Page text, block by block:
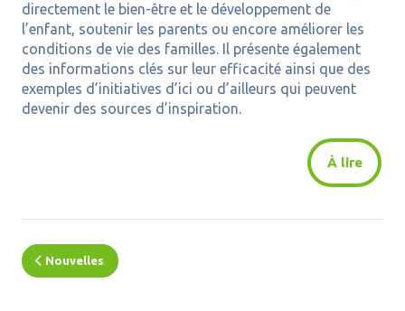
directement le bien-être et le développement de
l’enfant, soutenir les parents ou encore améliorer les
conditions de vie des familles. Il présente également
des informations clés sur leur efficacité ainsi que des
exemples d’initiatives d’ici ou d’ailleurs qui peuvent
devenir des sources d’inspiration.
À lire
Nouvelles